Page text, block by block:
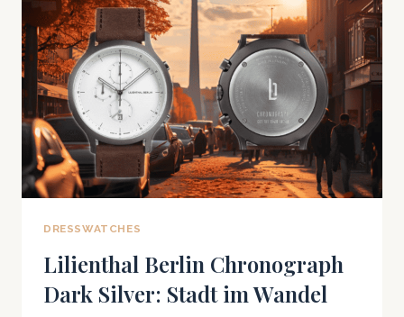
FÜR
TAUCHERUHREN
DRESSWATCHES
Lilienthal Berlin Chronograph
Dark Silver: Stadt im Wandel